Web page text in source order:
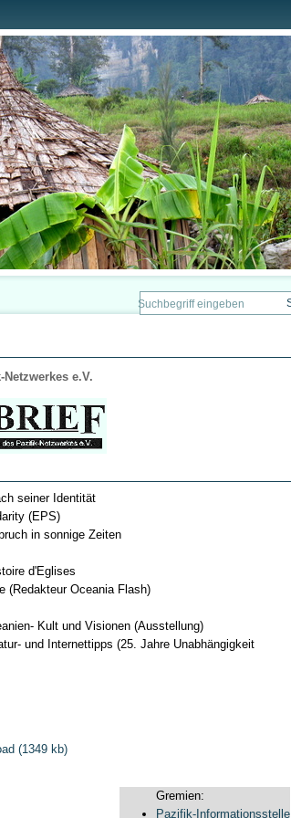
e.V.
seiner Identität
(EPS)
in sonnige Zeiten
d'Eglises
(Redakteur Oceania Flash)
Kult und Visionen (Ausstellung)
und Internettipps (25. Jahre Unabhängigkeit
(1349 kb)
Gremien:
Pazifik-Informationsstelle